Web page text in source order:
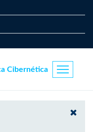
Cibernética